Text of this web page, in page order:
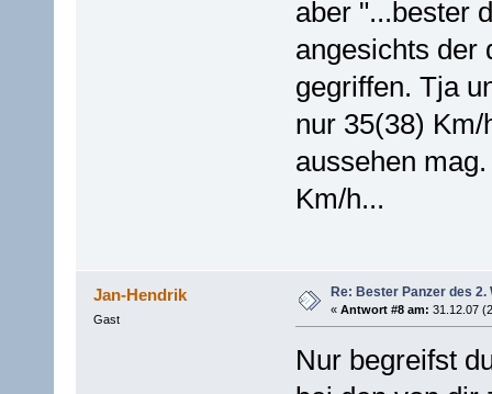
aber "...bester
angesichts der
gegriffen. Tja
nur 35(38)
aussehen
Km/h...
Jan-Hendrik
Gast
Re: Bester Panzer des 2.
« Antwort #8 am: 31.12.07
Nur begreifst